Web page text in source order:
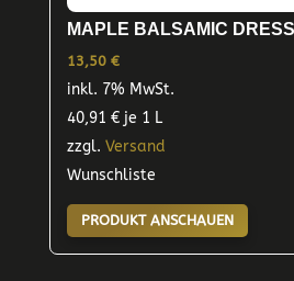
MAPLE BALSAMIC
13,50 €
inkl. 7% MwSt.
40,91 €je 1 L
zzgl. Versand
Wunschliste
PRODUKT ANSCHAUEN